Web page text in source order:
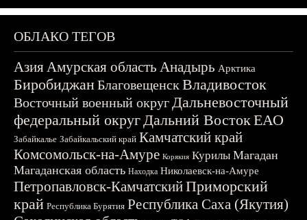
ОБЛАКО ТЕГОВ
АзияАмурская область Анадырь Арктика
БиробиджанБлаговещенскВладивосток
Восточный военный округДальневосточный
федеральный округДальний ВостокЕАО
Забайкалье Забайкальский край Камчатский край
Комсомольск-на-Амуре Корякия Курилы Магадан
Магаданская область Находка Николаевск-на-Амуре
Петропавловск-КамчатскийПриморский
край Республика Бурятия Республика Саха (Якутия)